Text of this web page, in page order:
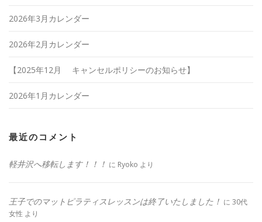
2026年3月カレンダー
2026年2月カレンダー
【2025年12月 キャンセルポリシーのお知らせ】
2026年1月カレンダー
最近のコメント
軽井沢へ移転します！！！ に Ryoko より
王子でのマットピラティスレッスンは終了いたしました！ に 30代
女性 より